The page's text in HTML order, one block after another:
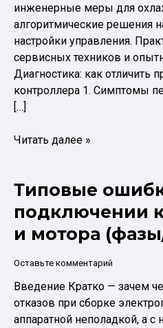
инженерные меры для
алгоритмические решения
настройки управления.
сервисных техников и
Диагностика: как отличить
контроллера 1. Симптомы
[…]
Перегрев
контроллера:
и
инженерные
Читать далее »
Типовые
подключении
и мотора
Оставьте комментарий
Введение Кратко — зачем
отказов при сборке
аппаратной неполадкой, а с